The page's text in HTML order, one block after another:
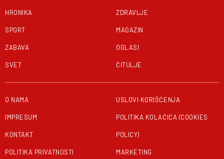
HRONIKA
SPORT
ZABAVA
SVET
ZDRAVLJE
MAGAZIN
OGLASI
ČITULJE
O NAMA
IMPRESUM
KONTAKT
POLITIKA PRIVATNOSTI
USLOVI KORIŠĆENJA
POLITIKA KOLAČIĆA (COOKIES
POLICY)
MARKETING